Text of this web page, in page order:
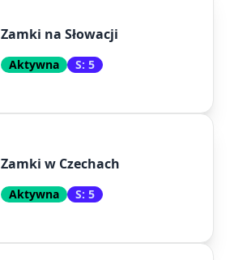
Zamki na Słowacji
Aktywna S: 5
Zamki w Czechach
Aktywna S: 5